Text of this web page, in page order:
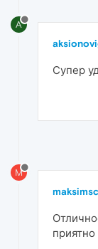
A
Супер
M
приятно